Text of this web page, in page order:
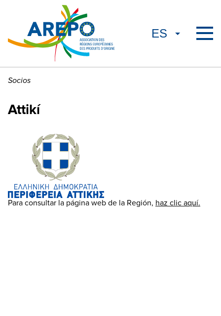
Socios
Attikí
Para consultar la página web de la Región, haz clic aquí.